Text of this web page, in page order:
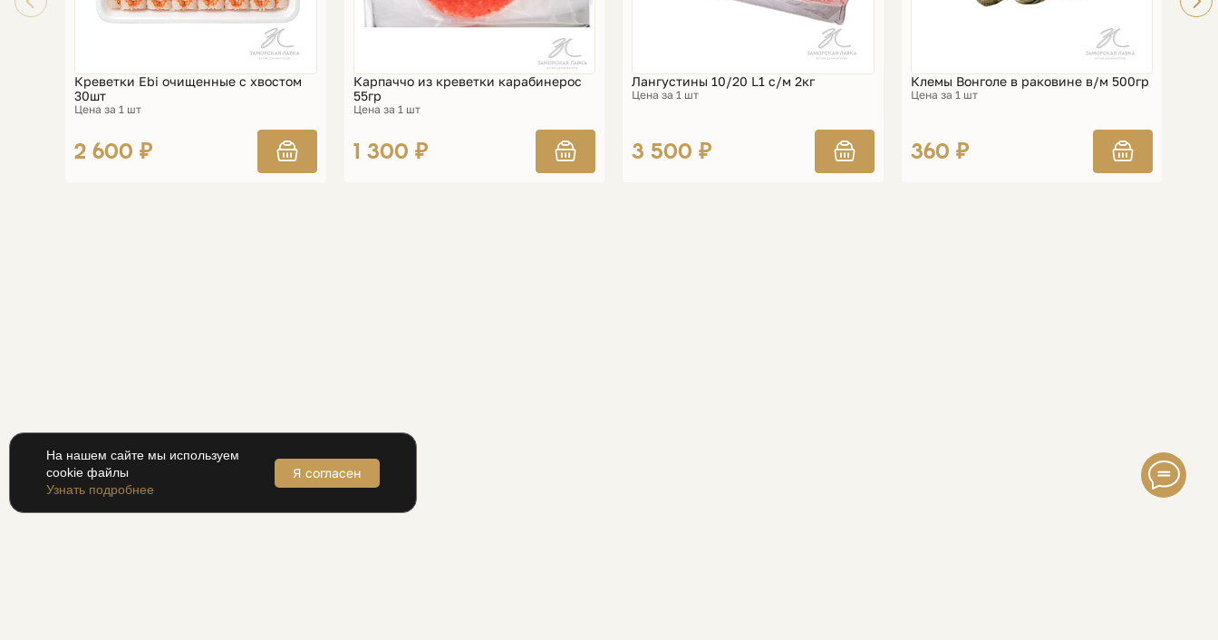
Креветки Ebi очищенные с хвостом
30шт
Цена за 1 шт
2 600 ₽
Карпаччо из креветки карабинерос
55гр
Цена за 1 шт
1 300 ₽
Лангустины 10/20 L1 с/м 2кг
Цена за 1 шт
3 500 ₽
Клемы Вонголе в раковине в/м 500гр
Цена за 1 шт
360 ₽
На нашем сайте мы используем
cookie файлы
Узнать подробнее
Я согласен